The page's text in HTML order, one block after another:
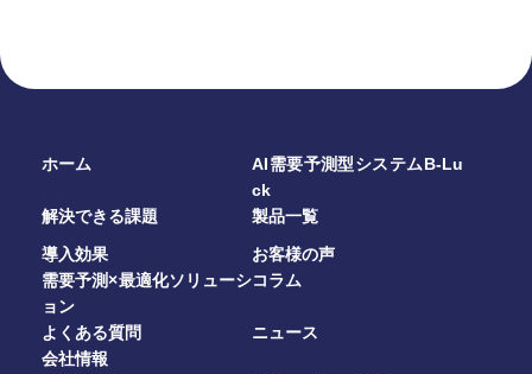
資料ダウンロード
お問い合わせ
ホーム
AI需要予測型システムB-Lu
ck
解決できる課題
製品一覧
導入効果
お客様の声
需要予測×最適化ソリューシ
ョン
コラム
よくある質問
ニュース
会社情報